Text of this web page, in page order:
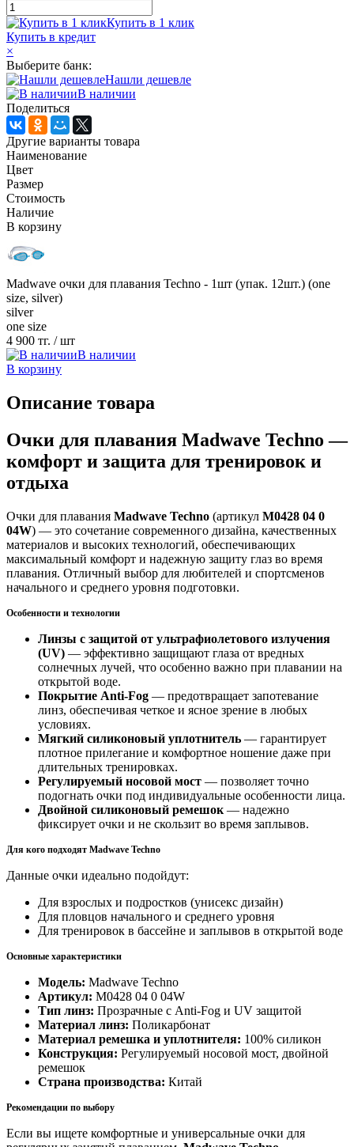
Купить в 1 клик
Купить в кредит
×
Выберите банк:
Нашли дешевле
В наличии
Поделиться
Другие варианты товара
Наименование
Цвет
Размер
Стоимость
Наличие
В корзину
Madwave очки для плавания Techno - 1шт (упак. 12шт.) (one
size, silver)
silver
one size
4 900 тг. / шт
В наличии
В корзину
Описание товара
Очки для плавания Madwave Techno —
комфорт и защита для тренировок и
отдыха
Очки для плавания Madwave Techno (артикул M0428 04 0
04W) — это сочетание современного дизайна, качественных
материалов и высоких технологий, обеспечивающих
максимальный комфорт и надежную защиту глаз во время
плавания. Отличный выбор для любителей и спортсменов
начального и среднего уровня подготовки.
Особенности и технологии
Линзы с защитой от ультрафиолетового излучения
(UV) — эффективно защищают глаза от вредных
солнечных лучей, что особенно важно при плавании на
открытой воде.
Покрытие Anti-Fog — предотвращает запотевание
линз, обеспечивая четкое и ясное зрение в любых
условиях.
Мягкий силиконовый уплотнитель — гарантирует
плотное прилегание и комфортное ношение даже при
длительных тренировках.
Регулируемый носовой мост — позволяет точно
подогнать очки под индивидуальные особенности лица.
Двойной силиконовый ремешок — надежно
фиксирует очки и не скользит во время заплывов.
Для кого подходят Madwave Techno
Данные очки идеально подойдут:
Для взрослых и подростков (унисекс дизайн)
Для пловцов начального и среднего уровня
Для тренировок в бассейне и заплывов в открытой воде
Основные характеристики
Модель: Madwave Techno
Артикул: M0428 04 0 04W
Тип линз: Прозрачные с Anti-Fog и UV защитой
Материал линз: Поликарбонат
Материал ремешка и уплотнителя: 100% силикон
Конструкция: Регулируемый носовой мост, двойной
ремешок
Страна производства: Китай
Рекомендации по выбору
Если вы ищете комфортные и универсальные очки для